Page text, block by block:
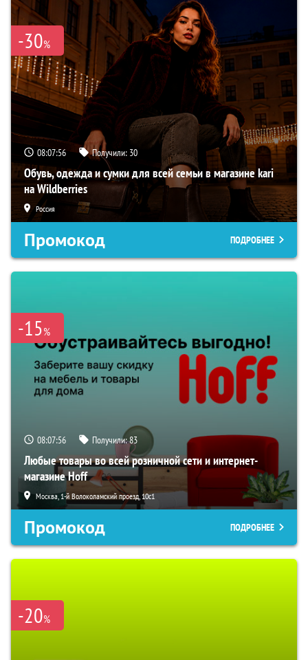
-30%
08:07:55 Получили: 30
Обувь, одежда и сумки для всей семьи в магазине kari
на Wildberries
Россия
Промокод ПОДРОБНЕЕ
-15%
08:07:55 Получили:83
Любые товары во всей розничной сети и интернет-
магазине Hoff
Москва, 1-й Волоколамский проезд, 10с1
Промокод ПОДРОБНЕЕ
-20%